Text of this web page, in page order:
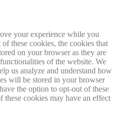
your experience while you
these cookies, the cookies that
on your browser as they are
of the website. We
us analyze and understand how
will be stored in your browser
the option to opt-out of these
cookies may have an effect